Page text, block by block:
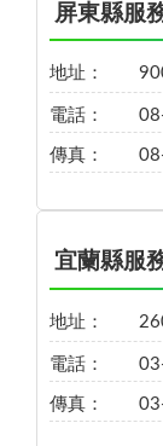
屏東縣服
地址：
電話：
傳真：
宜蘭縣服
地址：
電話：
傳真：